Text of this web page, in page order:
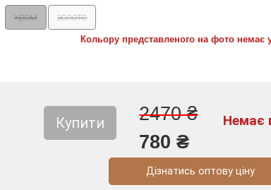
хром золото
Кольору представленого на фото немає
Купити
2470 ₴
780 ₴
Немає
Дізнатись оптову